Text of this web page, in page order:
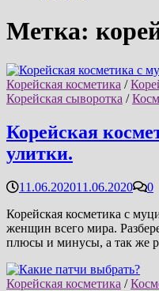
Метка:
Корейская косметика /
Корейская сыворотка /
Корейская
улитки.
11.06.202011.06.2020
0
Корейская косметика с
женщин всего мира.
плюсы и минусы, а так же
Корейская косметика /